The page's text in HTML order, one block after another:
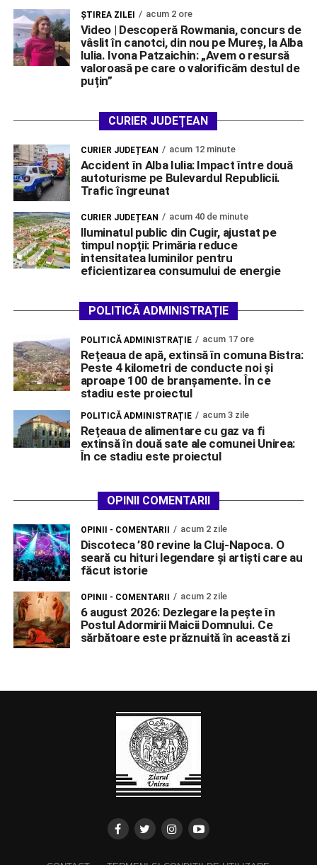
ŞTIREA ZILEI acum 2 ore
Video | Descoperă Rowmania, concurs de
vâslit în canotci, din nou pe Mureș, la Alba
Iulia. Ivona Patzaichin: „Avem o resursă
valoroasă pe care o valorificăm destul de
puțin”
CURIER JUDEȚEAN
CURIER JUDEȚEAN acum 12 minute
Accident în Alba Iulia: Impact între două
autoturisme pe Bulevardul Republicii.
Trafic îngreunat
CURIER JUDEȚEAN acum 40 de minute
Iluminatul public din Cugir, ajustat pe
timpul nopții: Primăria reduce
intensitatea luminilor pentru
eficientizarea consumului de energie
POLITICĂ ADMINISTRAȚIE
POLITICĂ ADMINISTRAȚIE acum 17 ore
Rețeaua de apă, extinsă în comuna Bistra:
Peste 4 kilometri de conducte noi și
aproape 100 de branșamente. În ce
stadiu este proiectul
POLITICĂ ADMINISTRAȚIE acum 3 zile
Rețeaua de alimentare cu gaz va fi
extinsă în două sate ale comunei Unirea:
În ce stadiu este proiectul
OPINII COMENTARII
OPINII - COMENTARII acum 2 zile
Discoteca ’80 revine la Cluj-Napoca. O
seară cu hituri legendare și artiști care au
făcut istorie
OPINII - COMENTARII acum 2 zile
6 august 2026: Dezlegare la pește în
Postul Adormirii Maicii Domnului. Ce
sărbătoare este prăznuită în această zi